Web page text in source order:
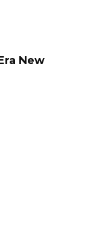
New